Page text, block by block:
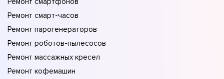
Ремонт смарт-часов
Ремонт парогенераторов
Ремонт роботов-пылесосов
Ремонт массажных кресел
Ремонт кофемашин